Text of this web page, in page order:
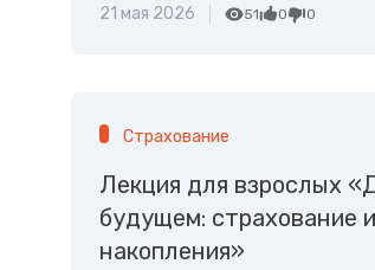
21 мая 2026 51 0 0
Страхование
Лекция для взрослых
будущем: страхование и
накопления»